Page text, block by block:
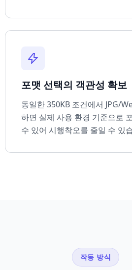
포맷 선택의 객관성 확보
동일한 350KB 조건에서 JPG/
하면 실제 사용 환경 기준으로
수 있어 시행착오를 줄일 수 있
작동 방식